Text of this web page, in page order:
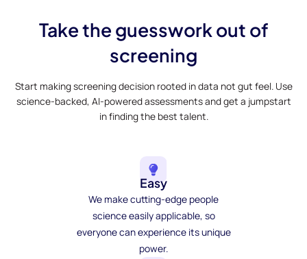
Take the guesswork out of
screening
Start making screening decision rooted in data not gut feel. Use
science-backed, AI-powered assessments and get a jumpstart
in finding the best talent.
Easy
We make cutting-edge people
science easily applicable, so
everyone can experience its unique
power.